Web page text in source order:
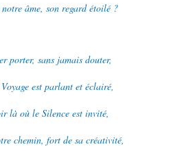
âme, son regard étoilé ?
porter, sans jamais douter,
est parlant et éclairé,
là où le Silence est invité,
chemin, fort de sa créativité,